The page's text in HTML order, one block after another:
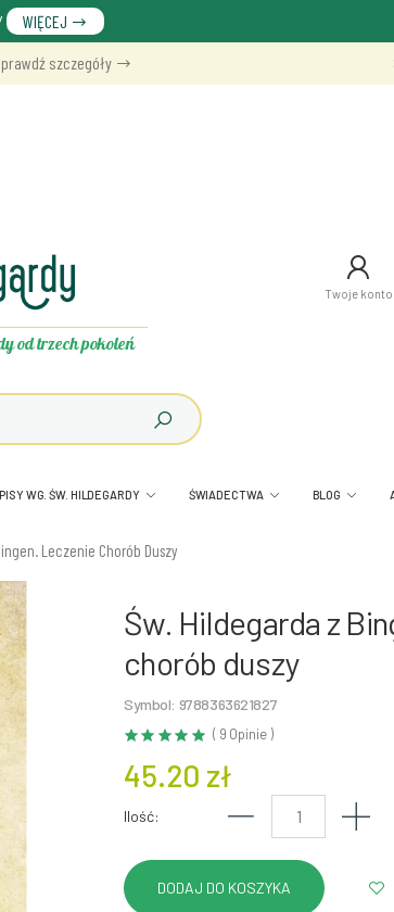
WIĘCEJ
szczegóły
od trzech pokoleń
Twoje konto
WG. ŚW. HILDEGARDY ŚWIADECTWA BLOG
Leczenie Chorób Duszy
Św. Hildegarda z
chorób duszy
Symbol: 9788363621827
( 9 Opinie )
45.20 zł
Ilość: